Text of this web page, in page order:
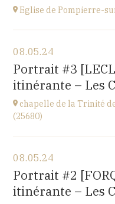
Eglise de Pompierre-
Eglise de Pompierre-
3 chemin de l'église
at20H00
08.05.24
Portrait #3
itinérante – Les
chapelle de la Trinité
(25680)
Gondenans-les-Moulins
(25680)
at18H00
08.05.24
Portrait #2
itinérante – Les